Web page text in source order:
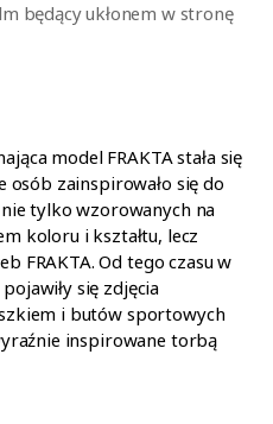
będący ukłonem w stronę
model FRAKTA stała się
osób zainspirowało się do
nie tylko wzorowanych na
koloru i kształtu, lecz
FRAKTA. Od tego czasu w
się zdjęcia
i butów sportowych
inspirowane torbą